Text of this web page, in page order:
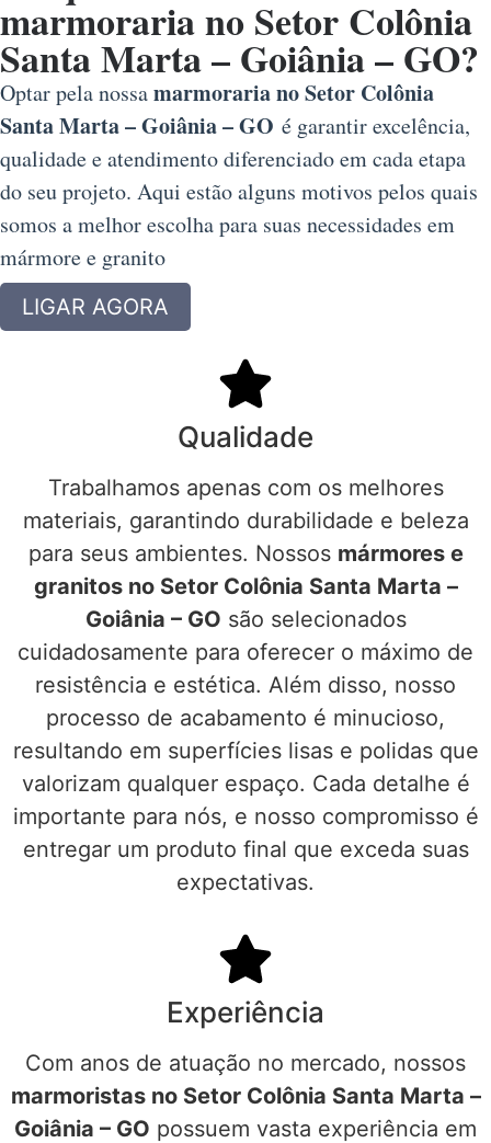
marmoraria no Setor Colônia
Santa Marta – Goiânia – GO?
Optar pela nossamarmoraria no Setor Colônia
Santa Marta – Goiânia – GO é garantir excelência,
qualidade e atendimento diferenciado em cada etapa
do seu projeto. Aqui estão alguns motivos pelos quais
somos a melhor escolha para suas necessidades em
mármore e granito
LIGAR AGORA
Qualidade
Trabalhamos apenas com os melhores
materiais, garantindo durabilidade e beleza
para seus ambientes. Nossos mármores e
granitos no Setor Colônia Santa Marta –
Goiânia – GO são selecionados
cuidadosamente para oferecer o máximo de
resistência e estética. Além disso, nosso
processo de acabamento é minucioso,
resultando em superfícies lisas e polidas que
valorizam qualquer espaço. Cada detalhe é
importante para nós, e nosso compromisso é
entregar um produto final que exceda suas
expectativas.
Experiência
Com anos de atuação no mercado, nossos
marmoristas no Setor Colônia Santa Marta –
Goiânia – GO possuem vasta experiência em